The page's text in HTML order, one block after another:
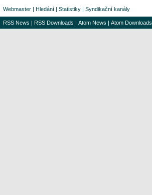
Webmaster | Hledání | Statistiky | Syndikační kanály
RSS News | RSS Downloads | Atom News | Atom Downloads